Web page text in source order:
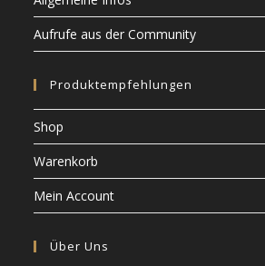
Aufrufe aus der Community
Produktempfehlungen
Shop
Warenkorb
Mein Account
Über Uns